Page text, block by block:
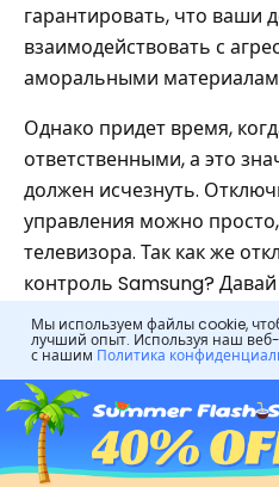
гарантировать, что ваши
взаимодействовать с
аморальными
Однако придет время,
ответственными, а это
должен исчезнуть.
управления можно
телевизора. Так как же
контроль Samsung?
Переведите
ожидания, нажав кнопку
дистанционного
2. После этого с
управления нажмите 824
Мы используем файлы cookie,
лучший опыт. Используя наш
с нашим Политика